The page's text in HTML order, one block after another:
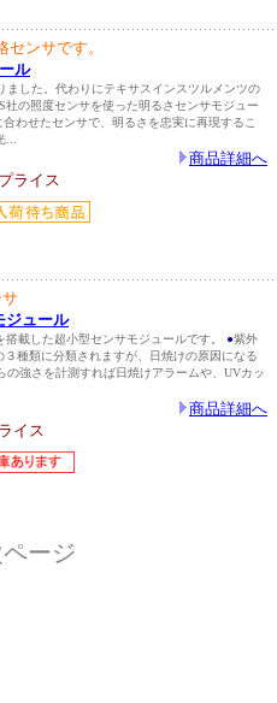
ンサです。
ル
ました。代わりにテキサスインスツルメンツの
社の照度センサを使った明るさセンサモジュー
わせたセンサで、明るさを忠実に再現するこ
商品詳細へ
ライス
ジュール
載した超小型センサモジュールです。 ●紫外
種類に分類されますが、日焼けの原因になる
強さを計測すれば日焼けアラームや、UVカッ
商品詳細へ
イス
ージ